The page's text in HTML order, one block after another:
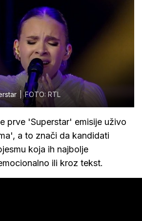
FOTO: RTL
prve 'Superstar' emisije uživo
a to znači da kandidati
koja ih najbolje
ili kroz tekst.